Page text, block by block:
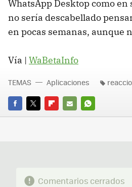
WhatsApp Desktop como
no sería descabellado
en pocas semanas, aunque
Vía | WaBetaInfo
FACEBOOK
TWITTERFLIPBOARD
E-
WHATSAPP
TEMAS Aplicaciones
Comentarios cerrados